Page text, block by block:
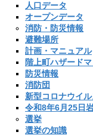
人口データ
オープンデータ
消防・防災情報
避難場所
計画・マニュアル
階上町ハザード
防災情報
消防団
新型コロナウイ
令和8年6月25日
選挙
選挙の知識